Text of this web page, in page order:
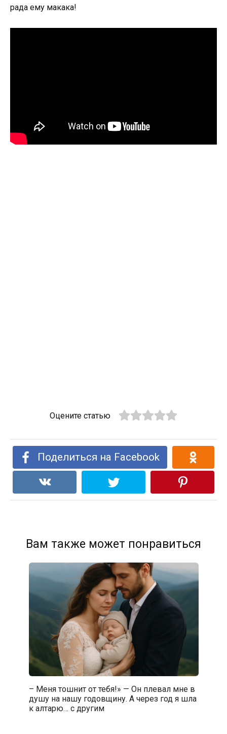
рада ему макака!
Оцените статью
Поделиться на Facebook
Вам также может понравиться
– Меня тошнит от тебя!» — Он плевал мне в
душу на нашу годовщину. А через год я шла
к алтарю… с другим